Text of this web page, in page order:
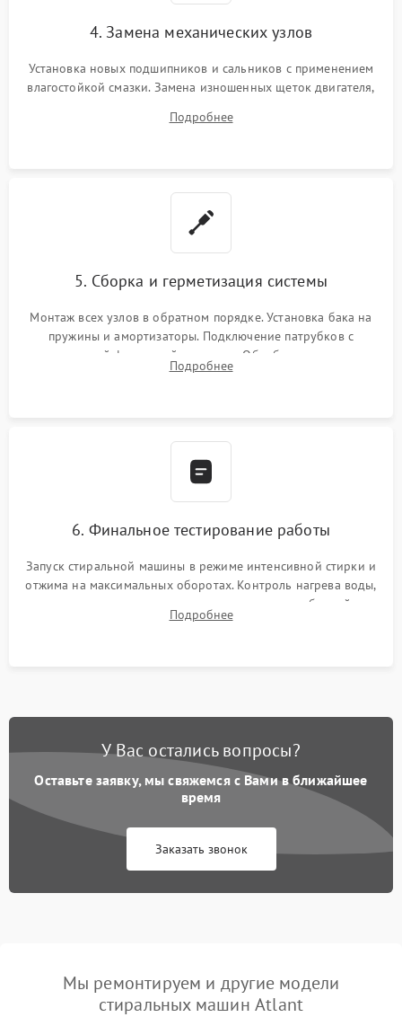
4. Замена механических узлов
Установка новых подшипников и сальников с применением
влагостойкой смазки. Замена изношенных щеток двигателя,
или поврежденной резиновой манжеты.
Подробнее
5. Сборка и герметизация системы
Монтаж всех узлов в обратном порядке. Установка бака на
пружины и амортизаторы. Подключение патрубков с
надежной фиксацией хомутами. Обработка стыков
герметиком для предотвращения возможных протечек воды.
Подробнее
6. Финальное тестирование работы
Запуск стиральной машины в режиме интенсивной стирки и
отжима на максимальных оборотах. Контроль нагрева воды,
корректности слива, отсутствия излишних вибраций,
посторонних стуков и протечек под корпусом.
Подробнее
У Вас остались вопросы?
Оставьте заявку, мы свяжемся с Вами в ближайшее
время
Заказать звонок
Мы ремонтируем и другие модели
стиральных машин Atlant